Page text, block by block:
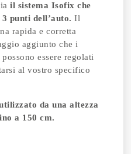
il sistema Isofix che
punti dell’auto. Il
rapida e corretta
aggiunto che i
essere regolati
al vostro specifico
da una altezza
a 150 cm.